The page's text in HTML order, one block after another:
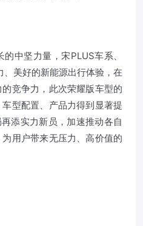
中坚力量，宋PLUS车系、
美好的新能源出行体验，在
竞争力，此次荣耀版车型的
型配置、产品力得到显著提
添实力新员，加速推动各自
用户带来无压力、高价值的